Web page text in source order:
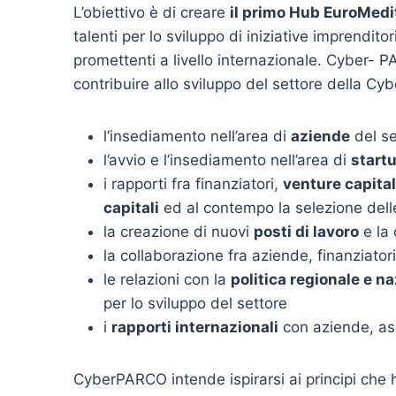
L’obiettivo è di creare il primo Hub
talenti per lo sviluppo di iniziative
promettenti a livello internazionale. Cyber-
contribuire allo sviluppo del settore della
l’insediamento nell’area di aziende del
l’avvio e l’insediamento nell’area di
i rapporti fra finanziatori, venture capital
capitali ed al contempo la selezione
la creazione di nuovi posti di lavoro e la
la collaborazione fra aziende,
le relazioni con la politica regionale e
per lo sviluppo del settore
i rapporti internazionali con aziende,
CyberPARCO intende ispirarsi ai principi